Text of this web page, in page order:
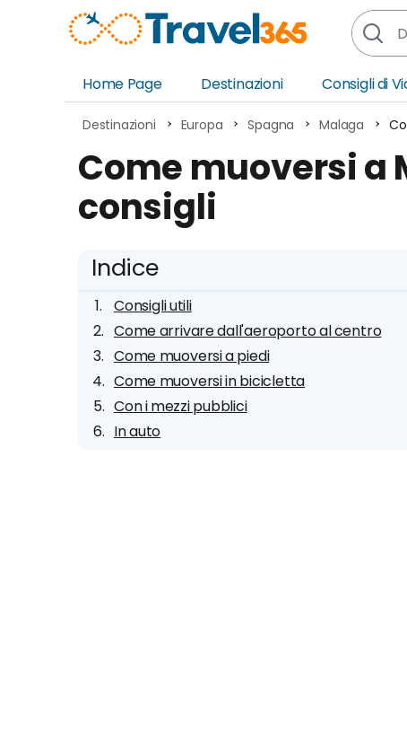
Home Page
Destinazioni
Nord America
Sud America
Consigli di
Destinazioni Europa Spagna Malaga
Come muoversi a
consigli
Indice
Consigli utili
Come arrivare dall'aeroporto al centro
Come muoversi a piedi
Come muoversi in bicicletta
Con i mezzi pubblici
In auto